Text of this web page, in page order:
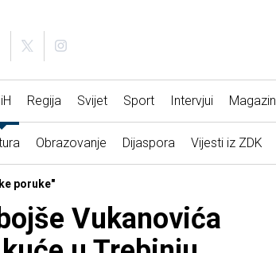
Regija Svijet Sport Intervjui Magazin
Obrazovanje Dijaspora Vijesti iz ZDK
poruke"
Vukanovića